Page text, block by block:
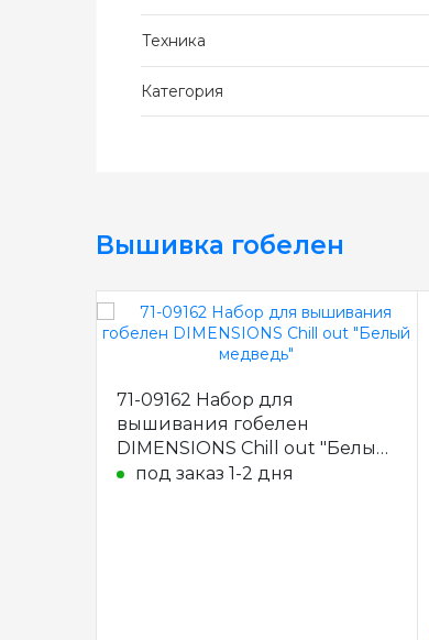
Техника
Категория
Вышивка гобелен
71-09162 Набор для
вышивания гобелен
DIMENSIONS Chill out "Белый
медведь"
под заказ 1-2 дня